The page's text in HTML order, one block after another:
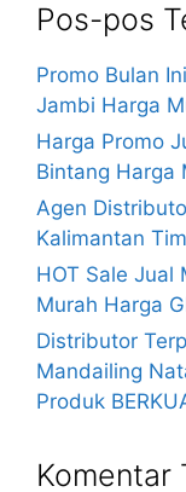
Pos-pos
Promo Bulan
Jambi Harga
Harga Promo
Bintang Harga
Agen
Kalimantan
HOT Sale Jual
Murah Harga
Distributor
Mandailing
Produk
Komentar